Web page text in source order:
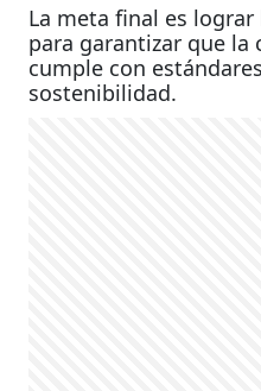
La meta final es lograr
para garantizar que la
cumple con
sostenibilidad.